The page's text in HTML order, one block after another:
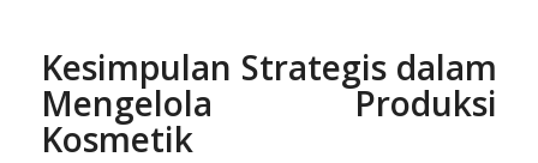
Kesimpulan Strategis dalam
Mengelola Produksi
Kosmetik